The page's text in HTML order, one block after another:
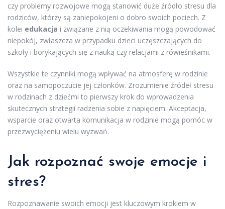
czy problemy rozwojowe mogą stanowić duże źródło stresu dla
rodziców, którzy są zaniepokojeni o dobro swoich pociech. Z
kolei edukacja i związane z nią oczekiwania mogą powodować
niepokój, zwłaszcza w przypadku dzieci uczęszczających do
szkoły i borykających się z nauką czy relacjami z rówieśnikami.
Wszystkie te czynniki mogą wpływać na atmosferę w rodzinie
oraz na samopoczucie jej członków. Zrozumienie źródeł stresu
w rodzinach z dziećmi to pierwszy krok do wprowadzenia
skutecznych strategii radzenia sobie z napięciem. Akceptacja,
wsparcie oraz otwarta komunikacja w rodzinie mogą pomóc w
przezwyciężeniu wielu wyzwań.
Jak rozpoznać swoje emocje i
stres?
Rozpoznawanie swoich emocji jest kluczowym krokiem w